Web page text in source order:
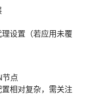
设置（若应用未覆
节点
相对复杂，需关注